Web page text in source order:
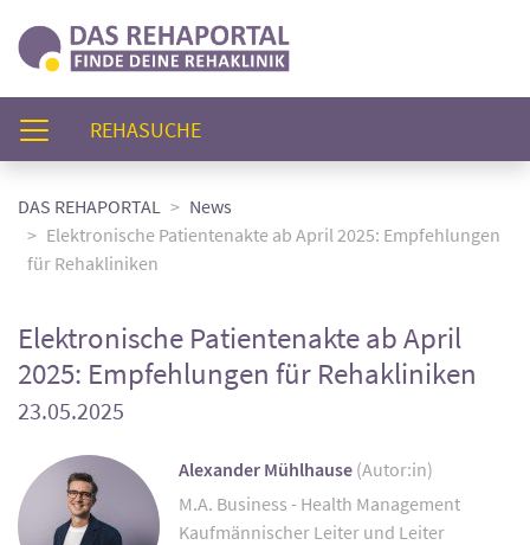
REHASUCHE(AKTUELL)
DAS REHAPORTAL
News
Elektronische Patientenakte ab April 2025: Empfehlungen
für Rehakliniken
Elektronische Patientenakte ab April
2025: Empfehlungen für Rehakliniken
23.05.2025
Alexander Mühlhause (Autor:in)
M.A. Business - Health Management
Kaufmännischer Leiter und Leiter